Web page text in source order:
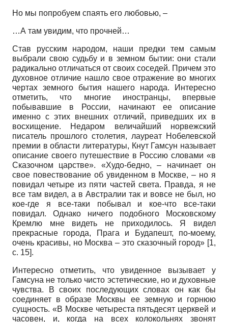
Но мы попробуем спаять его любовью, –
…А там увидим, что прочней…
Став русским народом, наши предки тем самым
выбрали свою судьбу и в земном бытии: они стали
радикально отличаться от своих соседей. Причем это
духовное отличие нашло свое отражение во многих
чертах земного бытия нашего народа. Интересно
отметить, что многие иностранцы, впервые
побывавшие в России, начинают ее описание
именно с этих внешних отличий, приведших их в
восхищение. Недаром величайший норвежский
писатель прошлого столетия, лауреат Нобелевской
премии в области литературы, Кнут Гамсун называет
описание своего путешествие в Россию словами «в
Сказочном царстве». «Худо-бедно, – начинает он
свое повествование об увиденном в Москве, – но я
повидал четыре из пяти частей света. Правда, я не
все там видел, а в Австралии так и вовсе не был, но
кое-где я все-таки побывал и кое-что все-таки
повидал. Однако ничего подобного Московскому
Кремлю мне видеть не приходилось. Я видел
прекрасные города, Прага и Будапешт, по-моему,
очень красивы, но Москва – это сказочный город» [1,
с. 15].
Интересно отметить, что увиденное вызывает у
Гамсуна не только чисто эстетические, но и духовные
чувства. В своих последующих словах он как бы
соединяет в образе Москвы ее земную и горнюю
сущность. «В Москве четыреста пятьдесят церквей и
часовен, и, когда на всех колокольнях звонят